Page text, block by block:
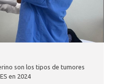
son los tipos de tumores
en 2024